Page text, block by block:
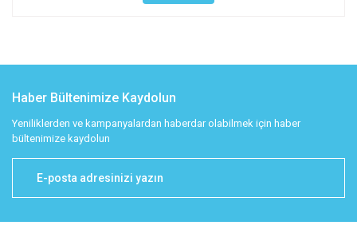
Haber Bültenimize Kaydolun
Yeniliklerden ve kampanyalardan haberdar olabilmek için haber
bültenimize kaydolun